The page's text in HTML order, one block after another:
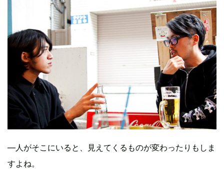
―人がそこにいると、見えてくるものが変わったりもしま
すよね。